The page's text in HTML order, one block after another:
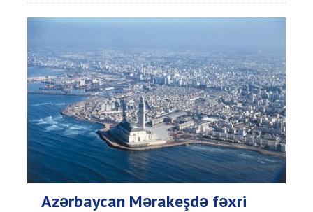
Azərbaycan Mərakeşdə fəxri